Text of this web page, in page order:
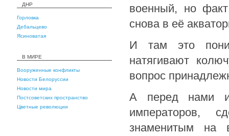
ДНР
Горловка
Дебальцево
Ясиноватая
В МИРЕ
Вооруженные конфликты
Новости Белоруссии
Новости мира
Постсоветских пространство
Цветные революции
военный, но
снова в её
И там это
натягивают
вопрос
А перед нами
императоров,
знаменитым на